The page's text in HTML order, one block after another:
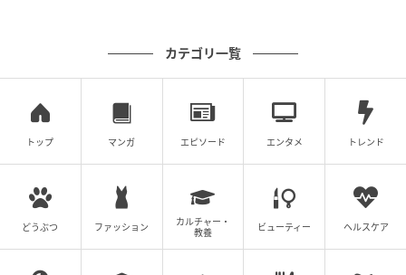
カテゴリ一覧
トップ マンガ エピソード エンタメ トレンド
どうぶつ ファッション
カルチャー・
教養
ビューティー ヘルスケア